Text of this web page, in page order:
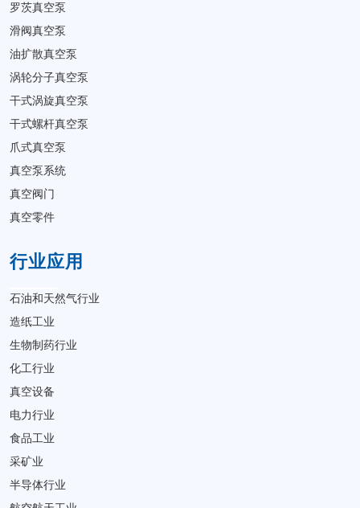
罗茨真空泵
滑阀真空泵
油扩散真空泵
涡轮分子真空泵
干式涡旋真空泵
干式螺杆真空泵
爪式真空泵
真空泵系统
真空阀门
真空零件
行业应用
石油和天然气行业
造纸工业
生物制药行业
化工行业
真空设备
电力行业
食品工业
采矿业
半导体行业